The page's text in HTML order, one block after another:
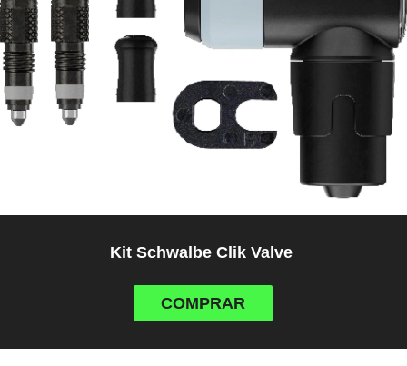
Kit Schwalbe Clik Valve
COMPRAR